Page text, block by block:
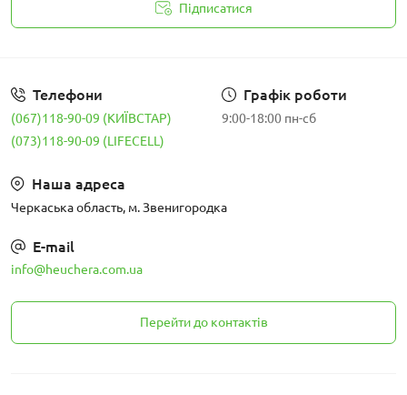
Підписатися
Телефони
(067)118-90-09 (КИЇВСТАР)
(073)118-90-09 (LIFECELL)
Графік роботи
9:00-18:00 пн-сб
Наша адреса
Черкаська область, м. Звенигородка
E-mail
info@heuchera.com.ua
Перейти до контактів